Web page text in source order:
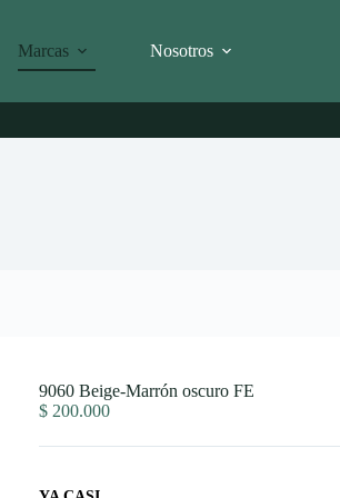
Marcas Nosotros
9060 Beige-Marrón oscuro FE
$200.000